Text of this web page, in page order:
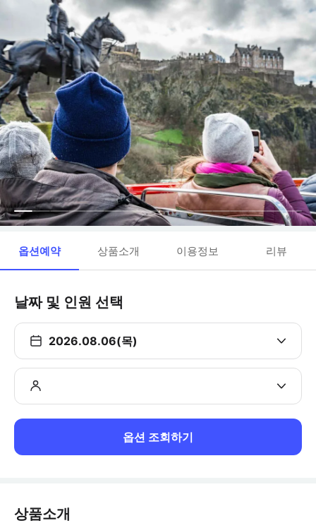
옵션예약 상품소개 이용정보 리뷰
날짜 및 인원 선택
2026.08.06(목)
옵션 조회하기
상품소개